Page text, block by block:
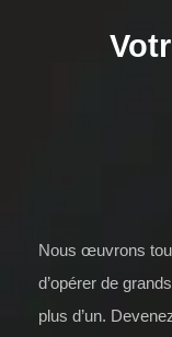
Nous œuvrons
d’opérer de
plus d’un.